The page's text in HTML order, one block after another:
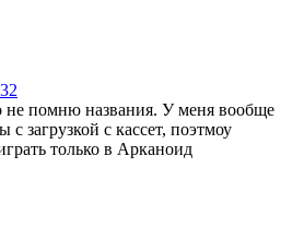
помню названия. У меня вообще
загрузкой с кассет, поэтмоу
только в Арканоид